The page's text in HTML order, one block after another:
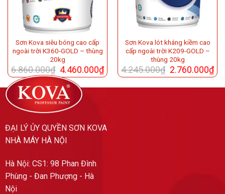
Sơn Kova siêu bóng cao cấp
ngoài trời K360-GOLD – thùng
20kg
6.860.000₫ 4.460.000₫
Sơn Kova lót kháng kiềm cao
cấp ngoài trời K209-GOLD –
thùng 20kg
4.245.000₫ 2.760.000₫
ĐẠI LÝ ỦY QUYỀN SƠN KOVA
NHÀ MÁY HÀ NỘI
Hà Nội: CS1: 98 Phan Đình
Phùng - Đan Phượng - Hà
Nội